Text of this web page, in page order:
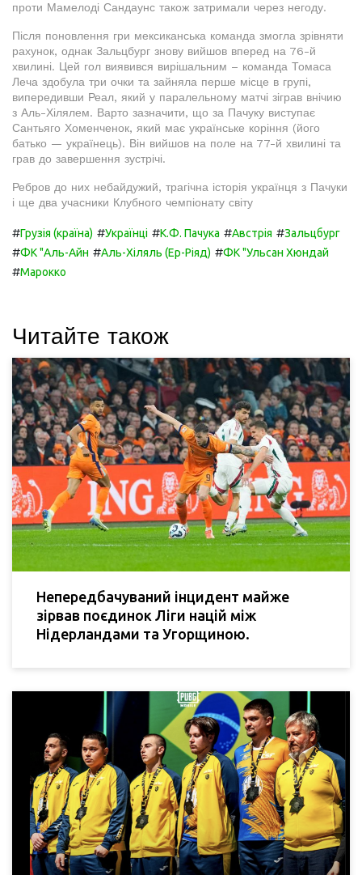
проти Мамелоді Сандаунс також затримали через негоду.
Після поновлення гри мексиканська команда змогла зрівняти
рахунок, однак Зальцбург знову вийшов вперед на 76-й
хвилині. Цей гол виявився вирішальним – команда Томаса
Леча здобула три очки та зайняла перше місце в групі,
випередивши Реал, який у паралельному матчі зіграв внічию
з Аль-Хілялем. Варто зазначити, що за Пачуку виступає
Сантьяго Хоменченок, який має українське коріння (його
батько — українець). Він вийшов на поле на 77-й хвилині та
грав до завершення зустрічі.
Ребров до них небайдужий, трагічна історія українця з Пачуки
і ще два учасники Клубного чемпіонату світу
#Грузія (країна) #Українці #К.Ф. Пачука #Австрія #Зальцбург
#ФК "Аль-Айн #Аль-Хіляль (Ер-Ріяд) #ФК "Ульсан Хюндай
#Марокко
Читайте також
Непередбачуваний інцидент майже
зірвав поєдинок Ліги націй між
Нідерландами та Угорщиною.